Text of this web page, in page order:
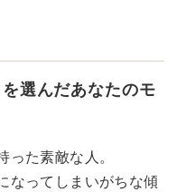
選んだあなたのモ
た素敵な人。
なってしまいがちな傾